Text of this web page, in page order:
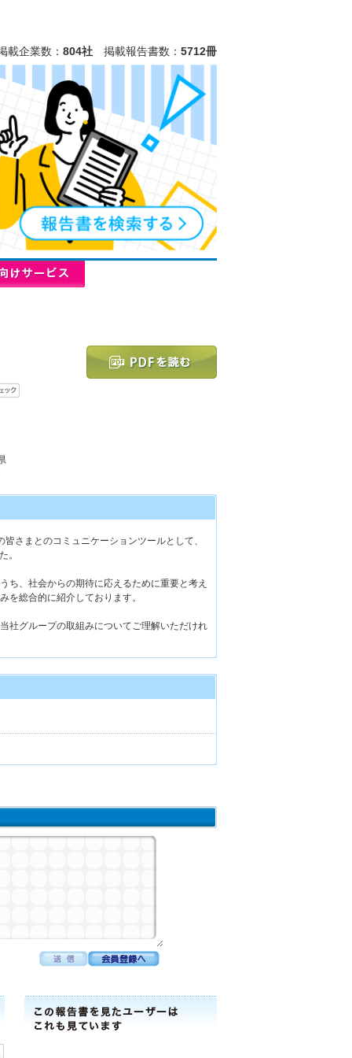
載企業数： 804社 掲載報告書数： 5712冊
まとのコミュニケーションツールとして、
。
ち、社会からの期待に応えるために重要と考え
を総合的に紹介しております。
社グループの取組みについてご理解いただけれ